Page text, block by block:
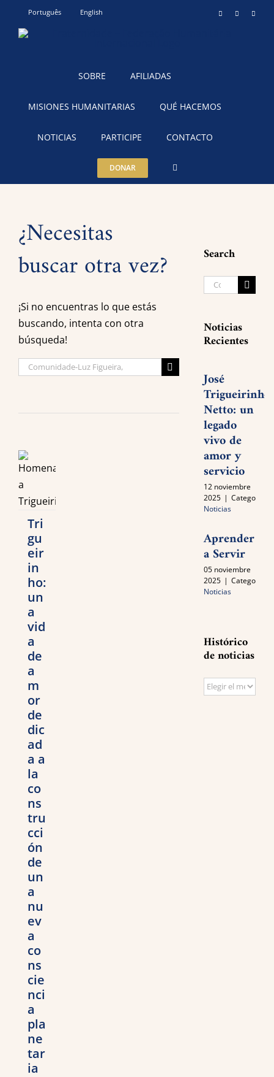
content
Português English InstagramYouTube
SOBRE AFILIADAS
MISIONES HUMANITARIAS QUÉ HACEMOS
NOTICIAS PARTICIPE CONTACTO
DONAR
¿Necesitas
buscar otra vez?
¡Si no encuentras lo que estás
buscando, intenta con otra
búsqueda!
Search
Tri
gu
eir
in
ho:
un
a
vid
a
de
a
m
or
de
dic
ad
a a
la
co
ns
tru
cci
ón
de
un
a
nu
ev
a
co
ns
cie
nci
a
pla
ne
tar
ia
Search
Search
Noticias
Recientes
José
Trigueirinho
Netto: un
legado
vivo de
amor y
servicio
12 noviembre
2025 | Categories:
Noticias
Aprender
a Servir
05 noviembre
2025 | Categories:
Noticias
Histórico
de noticias
Histórico